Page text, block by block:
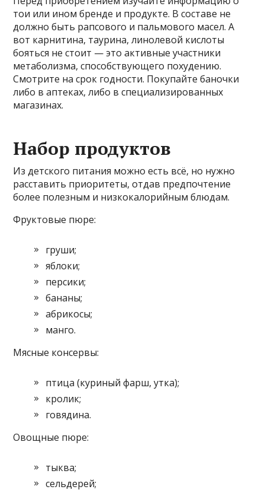
тои или ином бренде и продукте. В составе не
должно быть рапсового и пальмового масел. А
вот карнитина, таурина, линолевой кислоты
бояться не стоит — это активные участники
метаболизма, способствующего похудению.
Смотрите на срок годности. Покупайте баночки
либо в аптеках, либо в специализированных
магазинах.
Набор продуктов
Из детского питания можно есть всё, но нужно
расставить приоритеты, отдав предпочтение
более полезным и низкокалорийным блюдам.
Фруктовые пюре:
груши;
яблоки;
персики;
бананы;
абрикосы;
манго.
Мясные консервы:
птица (куриный фарш, утка);
кролик;
говядина.
Овощные пюре:
тыква;
сельдерей;